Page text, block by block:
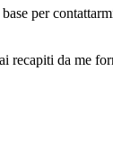
per
recapiti da me